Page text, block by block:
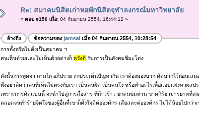
Re: สมาคมนิสิตเก่าหอพักนิสิตจุฬาลงกรณ์มหาวิทยาลัย
« ตอบ #150 เมื่อ:04 กันยายน 2554, 16:44:12 »
อ้างถึง ข้อความของ jamsaiเมื่อ 04 กันยายน 2554, 10:28:54
การตั้งหรือไม่ตั้งเป็นสมาคม ฯ
คนเห็นด้วยและไม่เห็นด้วยต่างก็ หวังดี กับการเป็นสังคมซีมะโด่ง
ดังนั้นการพูดจา ถามไถ่ อภิปราย ถกประเด็นปัญหากัน เราต้องมองบวก คิดบวกไว้ก่อนเสม
พึงอย่าคิดว่าคนที่เห็นไม่ตรงกับเรา เป็นคนผิด เป็นคนโง่ หรือทำอะไรเพื่อแอบแฝงหาผลป
เพราะการคิดแบบนี้ จะนำไปสู่การสื่อสาร ที่ก้าวร้าว ยกตนข่มท่าน ขาดกิริยามารยาทที่ส
ตลอดจนทำร้ายจิตใจของผู้อื่นที่เขาก็ตั้งใจดีต่อองค์กร เสียสละต่อองค์กร ไม่ได้น้อยไปกว่าเ